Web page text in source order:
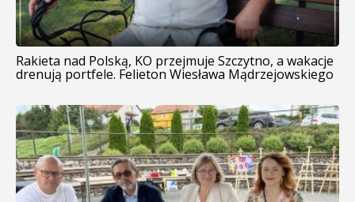
Rakieta nad Polską, KO przejmuje Szczytno, a wakacje
drenują portfele. Felieton Wiesława Mądrzejowskiego